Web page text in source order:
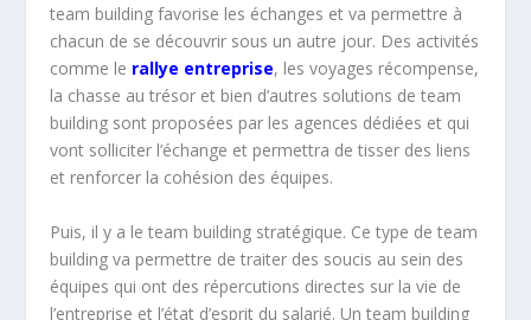
team building favorise les échanges et va permettre à
chacun de se découvrir sous un autre jour. Des activités
comme le rallye entreprise, les voyages récompense,
la chasse au trésor et bien d’autres solutions de team
building sont proposées par les agences dédiées et qui
vont solliciter l’échange et permettra de tisser des liens
et renforcer la cohésion des équipes.
Puis, il y a le team building stratégique. Ce type de team
building va permettre de traiter des soucis au sein des
équipes qui ont des répercutions directes sur la vie de
l’entreprise et l’état d’esprit du salarié. Un team building